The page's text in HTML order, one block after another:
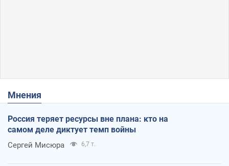
Мнения
Россия теряет ресурсы вне плана: кто на
самом деле диктует темп войны
Сергей Мисюра 6,7 т.